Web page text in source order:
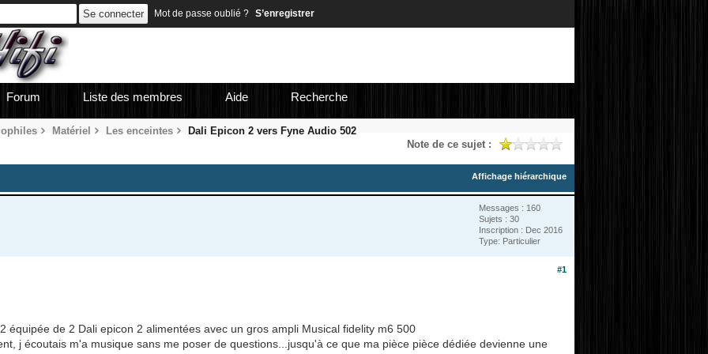
Mot de passe oublié ? S’enregistrer
Forum Liste des membres Aide Recherche
Matériel Les enceintes Dali Epicon 2 vers Fyne Audio 502
Note de ce sujet :
Affichage hiérarchique
Messages : 160
Sujets : 30
Inscription : Dec 2016
Type: Particulier
#1
équipée de 2 Dali epicon 2 alimentées avec un gros ampli Musical fidelity m6 500
j écoutais m'a musique sans me poser de questions...jusqu'à ce que ma pièce pièce dédiée devienne une